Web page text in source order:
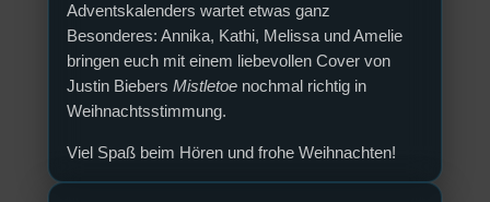
Adventskalenders wartet etwas ganz
Besonderes: Annika, Kathi, Melissa und Amelie
bringen euch mit einem liebevollen Cover von
Justin Biebers Mistletoe nochmal richtig in
Weihnachtsstimmung.
Viel Spaß beim Hören und frohe Weihnachten!